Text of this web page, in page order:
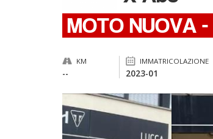
MOTO NUOVA -
KM
--
IMMATRICOLAZIONE
2023-01